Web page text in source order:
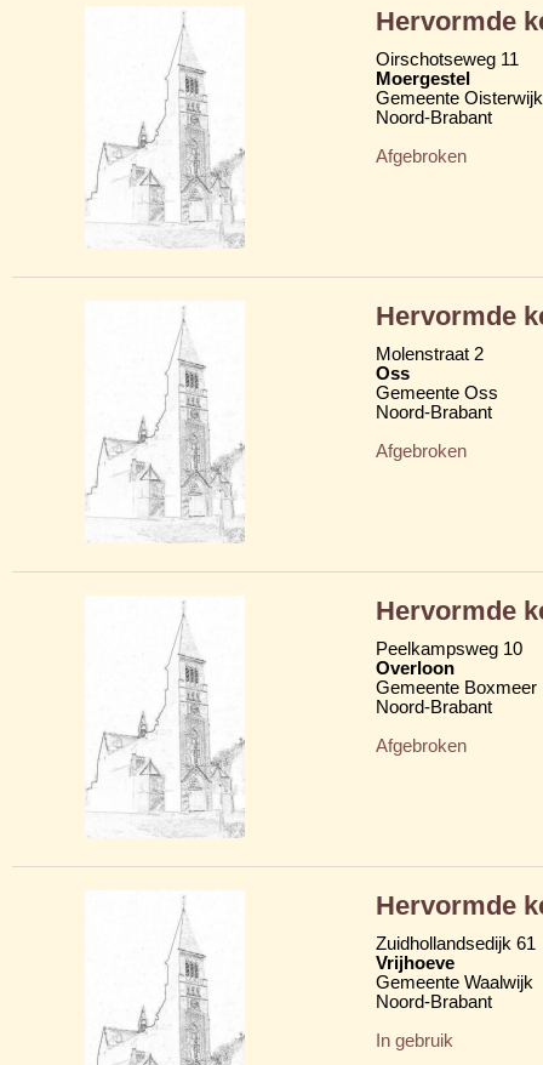
Hervormde
Oirschotseweg 11
Moergestel
Gemeente Oisterwijk
Noord-Brabant
Afgebroken
Hervormde
Molenstraat 2
Oss
Gemeente Oss
Noord-Brabant
Afgebroken
Hervormde
Peelkampsweg 10
Overloon
Gemeente Boxmeer
Noord-Brabant
Afgebroken
Hervormde
Zuidhollandsedijk 61
Vrijhoeve
Gemeente Waalwijk
Noord-Brabant
In gebruik